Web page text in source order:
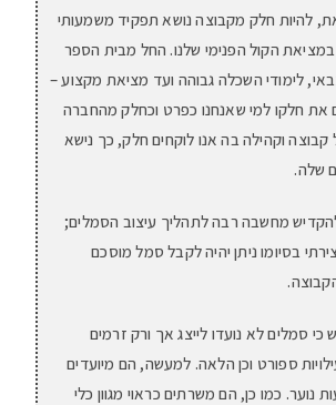
להיות חלק מקבוצה נושא תפקיד משמעותי
הקול הפנימי שלנו. החל מבית הספר
לימודי השכלה גבוהה ועד מציאת מקצוע –
את חלקו למי שאנחנו כפרט וכחלק מהחברה
וקהילה בה אנו לוקחים חלק, כך נישא
שלה.
מחשבה רבה לתהליך עיצוב הסמלים;
בסיומו ניתן יהיה לקבל סמל מוסכם
כי סמלים לא נועדו לייצג אך ורק זרמים
ספורט וכן הלאה. למעשה, הם מיועדים
נוער. כמו כן, הם משרתים כראוי מגוון כלי